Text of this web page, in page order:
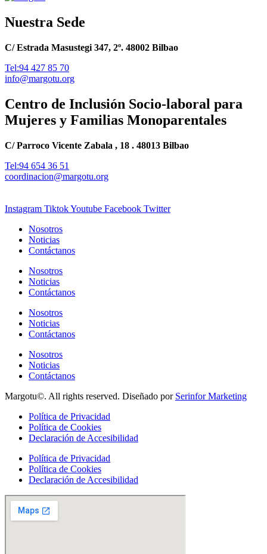
Nuestra Sede
C/ Estrada Masustegi 347, 2º. 48002 Bilbao
Tel:94 427 85 70
info@margotu.org
Centro de Inclusión Socio-laboral para
Mujeres y Familias Monoparentales
C/ Parroco Vicente Zabala , 18 . 48013 Bilbao
Tel:94 654 36 51
coordinacion@margotu.org
Instagram TiktokYoutube Facebook Twitter
Nosotros
Noticias
Contáctanos
Nosotros
Noticias
Contáctanos
Nosotros
Noticias
Contáctanos
Nosotros
Noticias
Contáctanos
Margotu©. All rights reserved. Diseñado por Serinfor Marketing
Política de Privacidad
Política de Cookies
Declaración de Accesibilidad
Política de Privacidad
Política de Cookies
Declaración de Accesibilidad